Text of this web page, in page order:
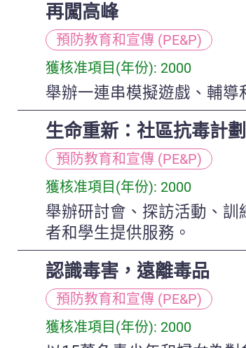
再闖高峰
預防教育和宣傳 (PE&P)
獲核准項目(年份): 2000
舉辦一連串模擬遊戲、輔
生命重新：社區抗毒計劃
預防教育和宣傳 (PE&P)
獲核准項目(年份): 2000
舉辦研討會、探訪活動、
者和學生提供服務。
認識毒害，遠離毒品
預防教育和宣傳 (PE&P)
獲核准項目(年份): 2000